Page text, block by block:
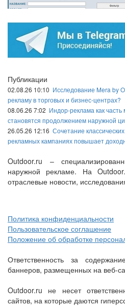
Публикации
02.08.26 10:10 Исследование Mera by
рекламу в торговых и бизнес-центрах?
08.06.26 7:02 Индор-реклама как
становятся продолжением наружной
26.05.26 12:16 Сочетание
рекламных кампаниях повышает
Outdoor.ru –
наружной рекламе. На
отраслевые новости,
Политика конфиденциальности
Пользовательское соглашение
Положение об обработке
Ответственность за
баннеров, размещенных на веб-
Outdoor.ru не несет
сайтов, на которые даются